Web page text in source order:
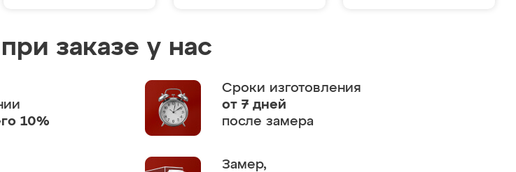
заказе у нас
10%
Сроки изготовления
от 7 дней
после замера
Замер,